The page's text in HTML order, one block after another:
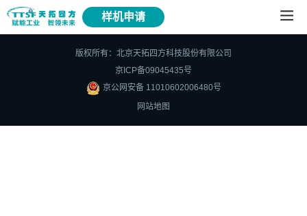
样机申请
版权所有：北京天拓四方科技股份有限公司
京ICP备09045435号
京公网安备 11010602006480号
网站地图